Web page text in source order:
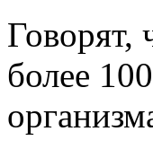
Говорят,
более